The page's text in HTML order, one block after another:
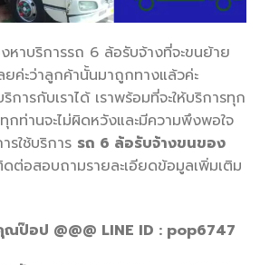
าบริการรถ 6 ล้อรับจ้างที่จะขนย้าย
ค่ะว่าลูกค้านั้นมาถูกทางแล้วค่ะ
ริการกับเราได้ เราพร้อมที่จะให้บริการทุก
กท่านจะไม่ผิดหวังและมีความพึงพอใจ
รใช้บริการ รถ 6 ล้อรับจ้างขนของ
ดต่อสอบถามรายละเอียดข้อมูลเพิ่มเติม
อป @@@ LINE ID : pop6747